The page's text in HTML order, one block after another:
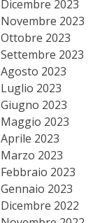
Dicembre 2023
Novembre 2023
Ottobre 2023
Settembre 2023
Agosto 2023
Luglio 2023
Giugno 2023
Maggio 2023
Aprile 2023
Marzo 2023
Febbraio 2023
Gennaio 2023
Dicembre 2022